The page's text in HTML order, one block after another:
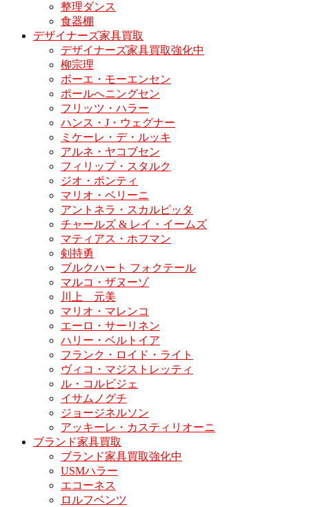
整理ダンス
食器棚
デザイナーズ家具買取
デザイナーズ家具買取強化中
柳宗理
ボーエ・モーエンセン
ポールへニングセン
フリッツ・ハラー
ハンス・J・ウェグナー
ミケーレ・デ・ルッキ
アルネ・ヤコブセン
フィリップ・スタルク
ジオ・ポンティ
マリオ・ベリーニ
アントネラ・スカルピッタ
チャールズ & レイ・イームズ
マティアス・ホフマン
剣持勇
ブルクハート フォクテール
マルコ・ザヌーゾ
川上 元美
マリオ・マレンコ
エーロ・サーリネン
ハリー・ベルトイア
フランク・ロイド・ライト
ヴィコ・マジストレッティ
ル・コルビジェ
イサムノグチ
ジョージネルソン
アッキーレ・カスティリオーニ
ブランド家具買取
ブランド家具買取強化中
USMハラー
エコーネス
ロルフベンツ